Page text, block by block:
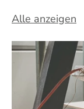
Alle anzeigen